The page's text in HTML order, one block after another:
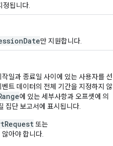
정됩니다.
만 지원합니다.
작일과 종료일 사이에 있는 사용자를 선
트 데이터의 전체 기간을 지정하지 않
에 있는 세부사항과 오프셋에 의
집단 보고서에 표시됩니다.
또는
아야 합니다.